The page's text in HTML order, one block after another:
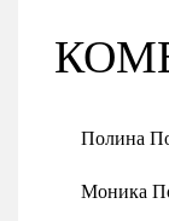
Полина
Моника